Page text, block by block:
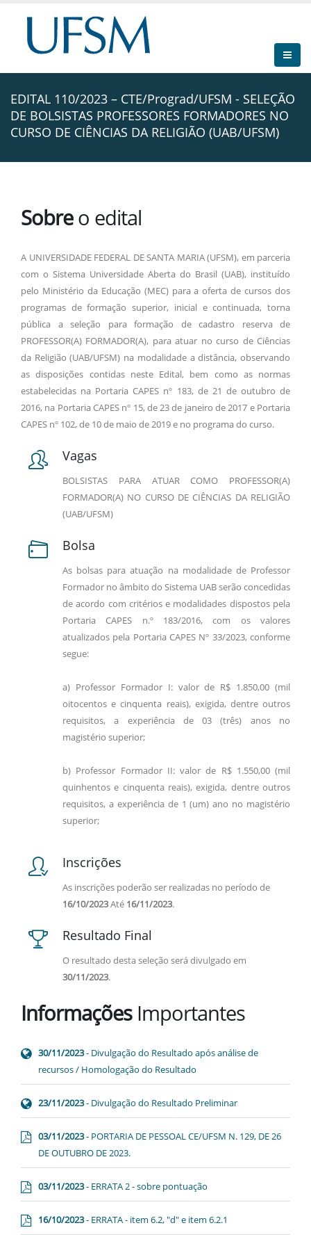
EDITAL 110/2023 – CTE/Prograd/UFSM - SELEÇÃO
DE BOLSISTAS PROFESSORES FORMADORES NO
CURSO DE CIÊNCIAS DA RELIGIÃO (UAB/UFSM)
Sobreo edital
A UNIVERSIDADE FEDERAL DE SANTA MARIA (UFSM), em parceria
com o Sistema Universidade Aberta do Brasil (UAB), instituído
pelo Ministério da Educação (MEC) para a oferta de cursos dos
programas de formação superior, inicial e continuada, torna
pública a seleção para formação de cadastro reserva de
PROFESSOR(A) FORMADOR(A), para atuar no curso de Ciências
da Religião (UAB/UFSM) na modalidade a distância, observando
as disposições contidas neste Edital, bem como as normas
estabelecidas na Portaria CAPES nº 183, de 21 de outubro de
2016, na Portaria CAPES nº 15, de 23 de janeiro de 2017 e Portaria
CAPES nº 102, de 10 de maio de 2019 e no programa do curso.
Vagas
BOLSISTAS PARA ATUAR COMO PROFESSOR(A)
FORMADOR(A) NO CURSO DE CIÊNCIAS DA RELIGIÃO
(UAB/UFSM)
Bolsa
As bolsas para atuação na modalidade de Professor
Formador no âmbito do Sistema UAB serão concedidas
de acordo com critérios e modalidades dispostos pela
Portaria CAPES n.º 183/2016, com os valores
atualizados pela Portaria CAPES Nº 33/2023, conforme
segue:
a) Professor Formador I: valor de R$ 1.850,00 (mil
oitocentos e cinquenta reais), exigida, dentre outros
requisitos, a experiência de 03 (três) anos no
magistério superior;
b) Professor Formador II: valor de R$ 1.550,00 (mil
quinhentos e cinquenta reais), exigida, dentre outros
requisitos, a experiência de 1 (um) ano no magistério
superior;
Inscrições
As inscrições poderão ser realizadas no período de
16/10/2023Até 16/11/2023.
Resultado Final
O resultado desta seleção será divulgado em
30/11/2023.
InformaçõesImportantes
30/11/2023- Divulgação do Resultado após análise de
recursos / Homologação do Resultado
23/11/2023- Divulgação do Resultado Preliminar
03/11/2023- PORTARIA DE PESSOAL CE/UFSM N. 129, DE 26
DE OUTUBRO DE 2023.
03/11/2023- ERRATA 2 - sobre pontuação
16/10/2023- ERRATA - item 6.2, "d" e item 6.2.1